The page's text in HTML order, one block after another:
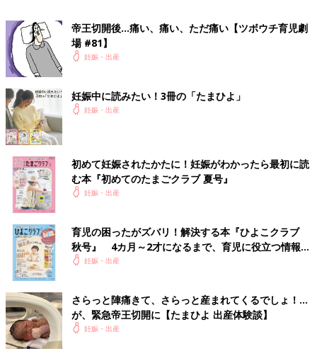
ラッキーなことに、妊娠中の私はいわゆる“つわり”の症状はな
く、体調も安定していました。おかげで会社にもそれまで通り出
勤していました。また妊娠中は味覚が変わるとも聞くのですが、
私はそうしたことも全くナシ。さすがにアルコールは断っていた
ものの、「出産したらなかなか外食もできないから」を言い訳
に、友人との食事会にもどんどん参加していました。
＜妊娠中期ごろ＞安定期に入ったものの悩みは尽き
ず
帝王切開後…痛い、痛い、ただ痛い【ツボウチ育児劇
場 #81】
妊娠・出産
妊娠中に読みたい！3冊の「たまひよ」
妊娠・出産
初めて妊娠されたかたに！妊娠がわかったら最初に読
む本『初めてのたまごクラブ 夏号』
妊娠・出産
育児の困ったがズバリ！解決する本『ひよこクラブ
秋号』 4カ月～2才になるまで、育児に役立つ情報が
いっぱい！
妊娠・出産
さらっと陣痛きて、さらっと産まれてくるでしょ！…
が、緊急帝王切開に【たまひよ 出産体験談】
妊娠・出産